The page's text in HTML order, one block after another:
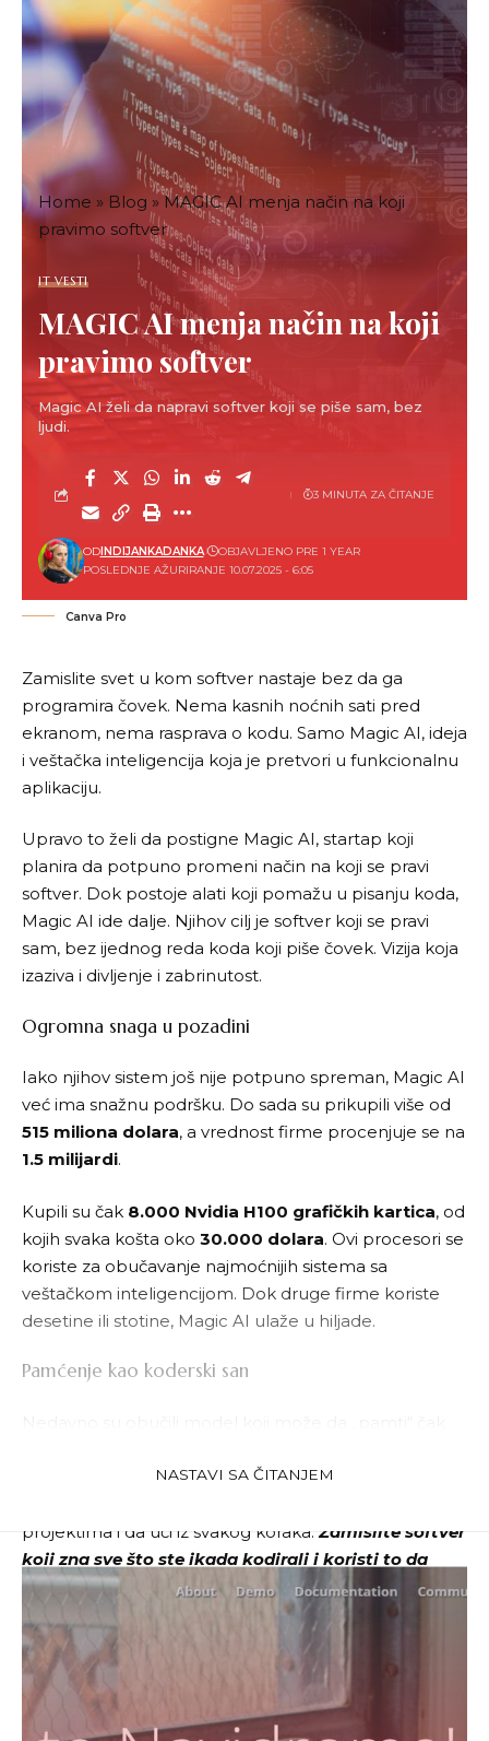
Home » Blog »MAGIC AI menja način na koji
pravimo softver
IT VESTI
MAGIC AI menja način na koji
pravimo softver
Magic AI želi da napravi softver koji se piše sam, bez
ljudi.
POSLEDNJE AŽURIRANJE 10.07.2025 - 6:05
ODINDIJANKADANKA OBJAVLJENO PRE 1 YEAR
3 MINUTA ZA ČITANJE
Canva Pro
Zamislite svet u kom softver nastaje bez da ga
programira čovek. Nema kasnih noćnih sati pred
ekranom, nema rasprava o kodu. Samo Magic AI, ideja
i veštačka inteligencija koja je pretvori u funkcionalnu
aplikaciju.
Upravo to želi da postigne Magic AI, startap koji
planira da potpuno promeni način na koji se pravi
softver. Dok postoje alati koji pomažu u pisanju koda,
Magic AI ide dalje. Njihov cilj je softver koji se pravi
sam, bez ijednog reda koda koji piše čovek. Vizija koja
izaziva i divljenje i zabrinutost.
Ogromna snaga u pozadini
Iako njihov sistem još nije potpuno spreman, Magic AI
već ima snažnu podršku. Do sada su prikupili više od
515 miliona dolara, a vrednost firme procenjuje se na
1.5 milijardi.
Kupili su čak 8.000 Nvidia H100 grafičkih kartica, od
kojih svaka košta oko 30.000 dolara. Ovi procesori se
koriste za obučavanje najmoćnijih sistema sa
veštačkom inteligencijom. Dok druge firme koriste
desetine ili stotine, Magic AI ulaže u hiljade.
Pamćenje kao koderski san
miliona linija koda. Ovakav kapacitet pamćenja
projektima i da uči iz svakog koraka. Zamislite softver
koji zna sve što ste ikada kodirali i koristi to da
napiše naredni red savršeno.
Šta sledi
Magic AI je deo velikog porasta interesovanja za
alatima koji pomažu u kodiranju pomoću veštačke
NASTAVI SA ČITANJEM